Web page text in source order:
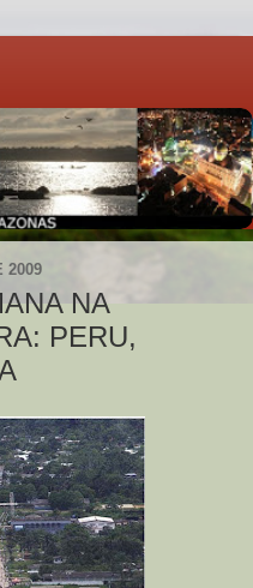
2009
NA
PERU,